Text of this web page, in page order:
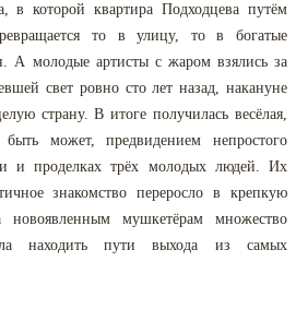
в которой квартира Подходцева путём
то в улицу, то в богатые
А молодые артисты с жаром взялись за
свет ровно сто лет назад, накануне
страну. В итоге получилась весёлая,
может, предвидением непростого
и проделках трёх молодых людей. Их
знакомство переросло в крепкую
новоявленным мушкетёрам множество
находить пути выхода из самых